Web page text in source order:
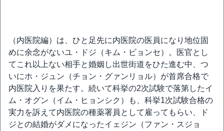
（内医院編）は、ひと足先に内医院の医員になり地位固
めに余念がないユ・ドジ（キム・ビョンセ）。医官とし
てこれ以上ない相手と婚姻し出世街道をひた進む中、つ
いにホ・ジュン（チョン・グァンリョル）が首席合格で
内医院入りを果たす。続いて科挙の2次試験で落第したイ
ム・オグン（イム・ヒョンシク）も、科挙1次試験合格の
実力を訴えて内医院の種薬署員として雇ってもらい、ド
ジとの結婚がダメになったイェジン（ファン・スジョ